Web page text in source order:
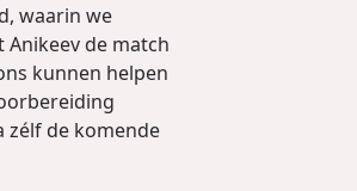
waarin we
de match
kunnen helpen
zélf de komende